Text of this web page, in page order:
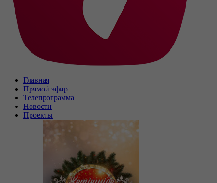
Главная
Прямой эфир
Телепрограмма
Новости
Проекты